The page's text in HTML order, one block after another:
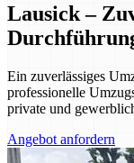
Lausick –
Ein zuverlässiges
professionelle
private und
Angebot anfordern